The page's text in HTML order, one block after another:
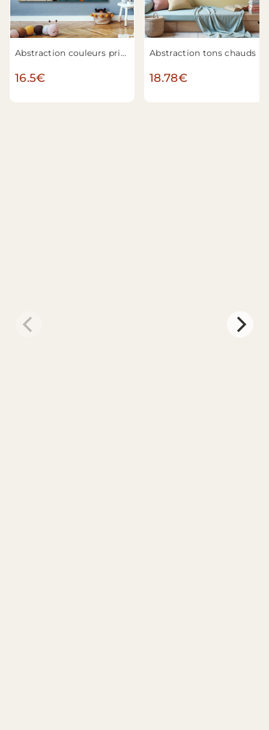
Abstraction couleurs primaires n°2
16.5€
Abstraction tons chauds
18.78€